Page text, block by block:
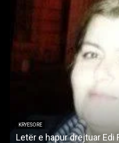
KRYESORE
Letër e hapur drejtuar